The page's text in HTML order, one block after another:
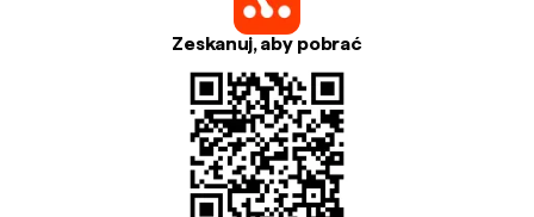
Zeskanuj, aby pobrać